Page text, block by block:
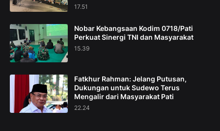
17.51
Nobar Kebangsaan Kodim 0718/Pati
Perkuat Sinergi TNI dan Masyarakat
15.39
Fatkhur Rahman: Jelang Putusan,
Dukungan untuk Sudewo Terus
Mengalir dari Masyarakat Pati
22.24